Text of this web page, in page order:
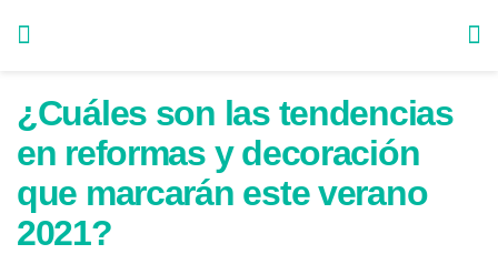
¿Cuáles son las tendencias
en reformas y decoración
que marcarán este verano
2021?